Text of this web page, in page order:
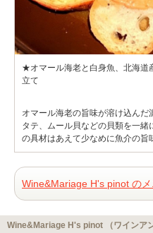
★オマール海老と白身魚、北海道
立て
オマール海老の旨味が溶け込ん
タテ、ムール貝などの貝類を一
の具材はあえて少なめに魚介の旨
Wine&Mariage H's pinot の
Wine&Mariage H's pinot （ワインア